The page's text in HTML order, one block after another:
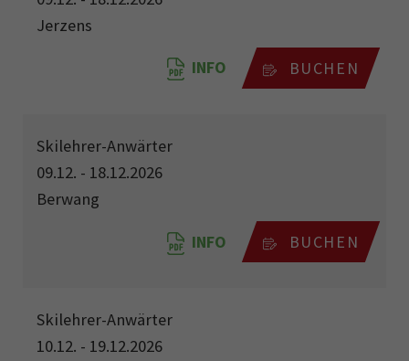
Jerzens
INFO BUCHEN
Skilehrer-Anwärter
09.12. - 18.12.2026
Berwang
INFO BUCHEN
Skilehrer-Anwärter
10.12. - 19.12.2026